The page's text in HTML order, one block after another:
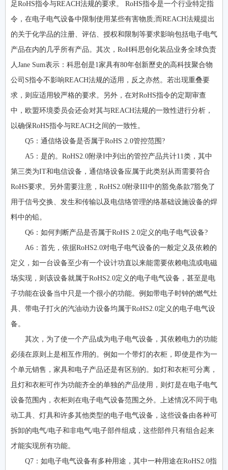
足RoHS指令与REACH法规的要求。 RoHS指令是一个行业特定指
令，在电子电气设备中限制使用某些有害物质;而REACH法规提出
的关于化学品的注册、评估、授权和限制等要求影响包括电子电气
产品在内的几乎所有产品。其次，RoH科思创化装品业务全球负责
人Jane Sum表示：科思创是1家具有80年创新歷史的高科技聚合物
公司S指令不影响REACH法规的适用，反之亦然。若出现重叠要
求，则应适用较严格的要求。另外，在对RoHS指令的定期审查
中，欧盟环境委员会还会对其与REACH法规的一致性进行分析，
以确保RoHS指令与REACH之间的一致性。
Q5：通信络设备是否属于RoHS 2.0管控范围?
A5：是的。RoHS2.0附录I中列出的管控产品共计11类，其中
第三类为IT和电信设备，通信络设备应属于此类别从而需要符合
RoHS要求。另外需要注意，RoHS2.0附录III中的豁免条款7豁免了
用于信号交换、发生和传输以及电信络管理的络基础设施设备的焊
料中的铅。
Q6：如何判断产品是否属于RoHS 2.0定义的电子电气设备?
A6：首先，依据RoHS2.0对电子电气设备的一般定义及依赖的
定义，如一台设备至少有一个设计功直以来能需要依赖电流或电磁
场实现，则该设备就属于RoHS2.0定义的电子电气设备，甚至是电
子功能在设备当中只是一个很小的功能。例如带电子时钟的燃气灶
具、带电子打火的汽油动力设备均属于RoHS2.0定义的电子电气设
备。
其次，为了使一个产品成为电子电气设备，其依赖电力的功能
必须在原则上是相互作用的。例如一个带灯的衣柜，即使是作为一
个单元销售，家具和电子产品还是有区别的。如灯和衣柜可分离，
且灯和衣柜可作为功能齐全的单独的产品使用，则灯是在电子电气
设备范围内，衣柜则在电子电气设备范围之外。上述情况不同于电
动工具、灯具和许多其他类型的电子电气设备，这些设备由各种可
拆卸的电气/电子和非电气/电子部件组成，这些部件只有组合起来
才能实现所有功能。
Q7：如电子电气设备有多种用途，其中一种用途在RoHS2.0指